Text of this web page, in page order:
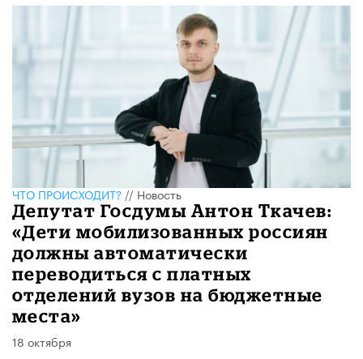
ЧТО ПРОИСХОДИТ?//Новость
Депутат Госдумы Антон Ткачев:
«Дети мобилизованных россиян
должны автоматически
переводиться с платных
отделений вузов на бюджетные
места»
18 октября